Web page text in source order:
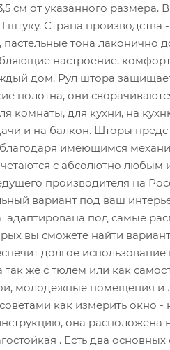
от указанного размера. В
штуку. Страна
тона лаконично
настроение,
дом. Рул штора
полотна, они
комнаты, для кухни, на
и на балкон. Шторы
имеющимся
с абсолютно любым
производителя на
вариант под ваш
под самые
вы сможете найти
долгое
же с тюлем или как
молодежные помещения и
как измерить окно -
она расположена
. Есть два